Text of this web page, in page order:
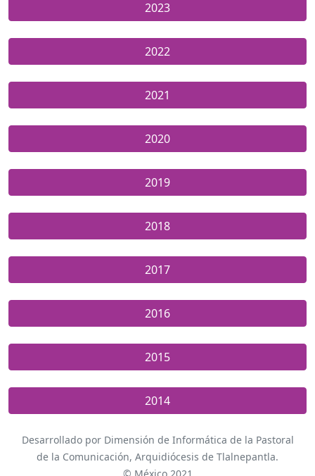
2023
2022
2021
2020
2019
2018
2017
2016
2015
2014
Desarrollado por Dimensión de Informática de la Pastoral
de la Comunicación, Arquidiócesis de Tlalnepantla.